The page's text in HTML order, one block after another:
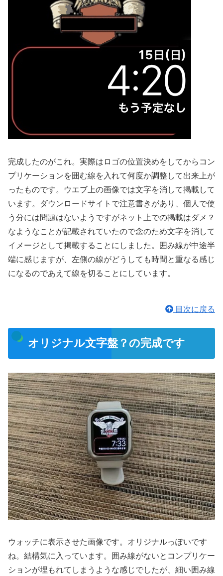
完成したのがこれ。実際はロゴの位置決めをしてからコン
プリケーションを囲む線を入れて何度か調整して出来上が
ったものです。ウエブ上の画像では文字を消して掲載して
います。ダウンロードサイトで注意書きがあり、個人で使
う分には問題はないようですがネット上での掲載はダメ？
なようなことが記載されていたので念のため文字を消して
イメージとして掲載することにしました。囲み線が中途半
端に感じますが、左側の線がどうしても時間と重なる感じ
になるのであえて線を切ることにしています。
目次に戻る
オリジナル文字盤？の完成です
ウォッチに表示させた画像です。オリジナルっぽいです
ね。結構気に入っています。囲み線がないとコンプリケー
ションが埋もれてしまうような感じでしたが、細い囲み線